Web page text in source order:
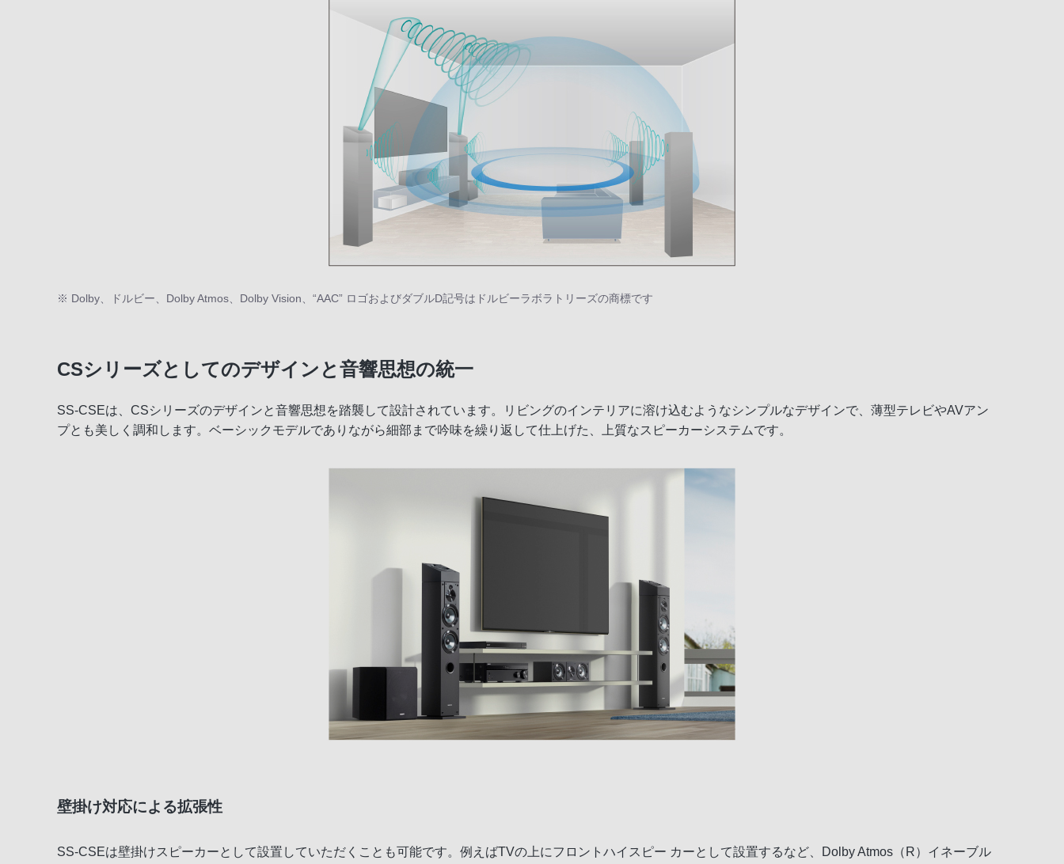
※ Dolby、ドルビー、Dolby Atmos、Dolby Vision、“AAC” ロゴおよびダブルD記号はドルビーラボラトリーズの商標です
CSシリーズとしてのデザインと音響思想の統一
SS-CSEは、CSシリーズのデザインと音響思想を踏襲して設計されています。リビングのインテリアに溶け込むようなシンプルなデザインで、薄型テレビやAVアン
プとも美しく調和します。ベーシックモデルでありながら細部まで吟味を繰り返して仕上げた、上質なスピーカーシステムです。
壁掛け対応による拡張性
SS-CSEは壁掛けスピーカーとして設置していただくことも可能です。例えばTVの上にフロントハイスピー カーとして設置するなど、Dolby Atmos（R）イネーブル